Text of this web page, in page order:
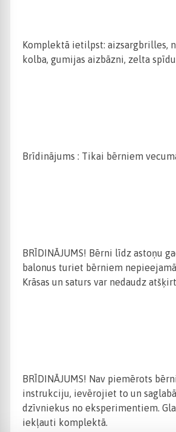
Komplektā ietilpst: aizsargbrilles,
kolba, gumijas aizbāzni, zelta
Brīdinājums : Tikai bērniem
BRĪDINĀJUMS! Bērni līdz astoņu
balonus turiet bērniem nepieejamā
Krāsas un saturs var nedaudz
BRĪDINĀJUMS! Nav piemērots
instrukciju, ievērojiet to un
dzīvniekus no eksperimentiem.
iekļauti komplektā.